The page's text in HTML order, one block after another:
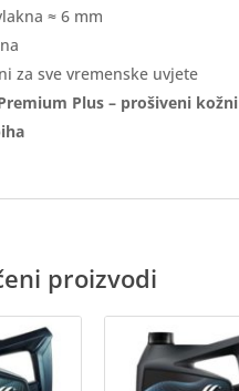
≈ 6 mm
za sve vremenske uvjete
Plus – prošiveni kožni
proizvodi